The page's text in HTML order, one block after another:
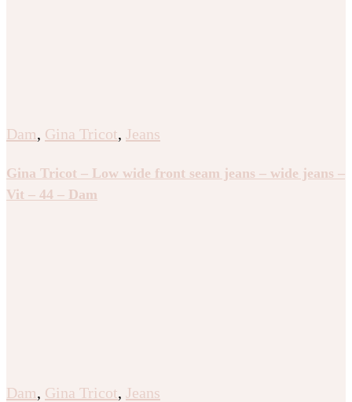
Dam, Gina Tricot, Jeans
Gina Tricot – Low wide front seam jeans – wide jeans –
Vit – 44 – Dam
Dam, Gina Tricot, Jeans